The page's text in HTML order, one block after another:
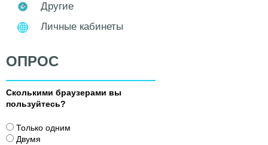
Другие
Личные кабинеты
ОПРОС
Сколькими браузерами вы
пользуйтесь?
В
а
Только одним
Двумя